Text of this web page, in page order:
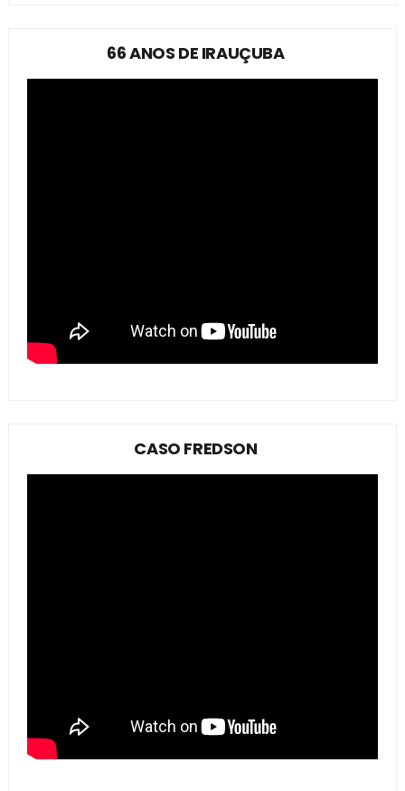
66 ANOS DE IRAUÇUBA
CASO FREDSON